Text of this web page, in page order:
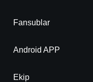
Fansublar
Android APP
Ekip